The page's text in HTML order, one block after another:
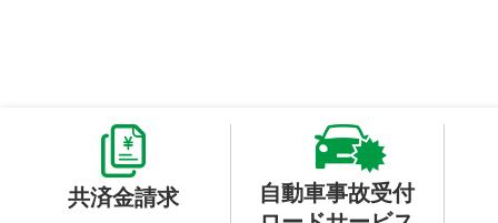
共済金請求
自動車事故受付